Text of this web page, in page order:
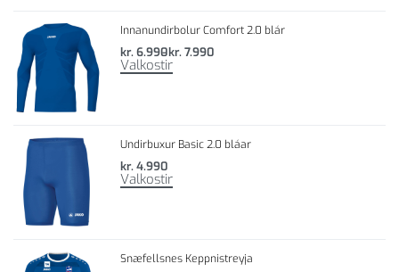
Innanundirbolur Comfort 2.0 blár
kr.6.990kr.7.990
Valkostir
Undirbuxur Basic 2.0 bláar
kr.4.990
Valkostir
Snæfellsnes Keppnistreyja